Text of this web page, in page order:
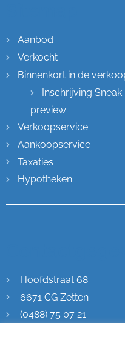
Aanbod
Verkocht
Binnenkort in de
Inschrijving Sneak
preview
Verkoopservice
Aankoopservice
Taxaties
Hypotheken
Hoofdstraat 68
6671 CG Zetten
(0488) 75 07 21